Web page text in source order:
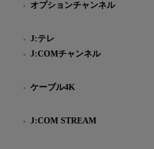
オプションチャンネル
J:テレ
J:COMチャンネル
ケーブル4K
J:COM STREAM